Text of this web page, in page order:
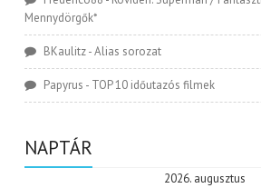
Mennydörgők*
BKaulitz-Alias sorozat
Papyrus - TOP 10 időutazós filmek
NAPTÁR
2026. augusztus